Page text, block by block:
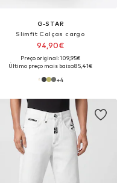
G-STAR
Slimfit Calças cargo
94,90€
Preço original: 109,95€
Último preço mais baixo:85,41€
+4